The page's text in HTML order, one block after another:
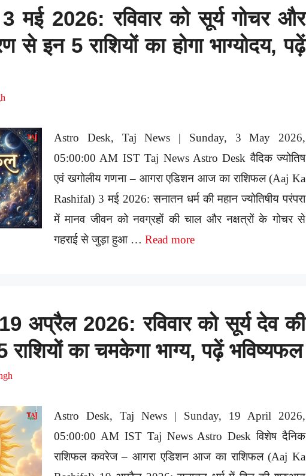
मई 2026: रविवार को सूर्य गोचर और
से इन 5 राशियों का होगा भाग्योदय, पढ़ें
Astro Desk, Taj News | Sunday, 3 May 2026,
05:00:00 AM IST Taj News Astro Desk वैदिक ज्योतिष
एवं खगोलीय गणना – आगरा एडिशन आज का राशिफल (Aaj Ka
Rashifal) 3 मई 2026: सनातन धर्म की महान ज्योतिषीय परंपरा
में मानव जीवन को नवग्रहों की चाल और नक्षत्रों के गोचर से
गहराई से जुड़ा हुआ … Read more
अप्रैल 2026: रविवार को सूर्य देव की
का चमकेगा भाग्य, पढ़ें भविष्यफल
Astro Desk, Taj News | Sunday, 19 April 2026,
05:00:00 AM IST Taj News Astro Desk विशेष दैनिक
राशिफल कवरेज – आगरा एडिशन आज का राशिफल (Aaj Ka